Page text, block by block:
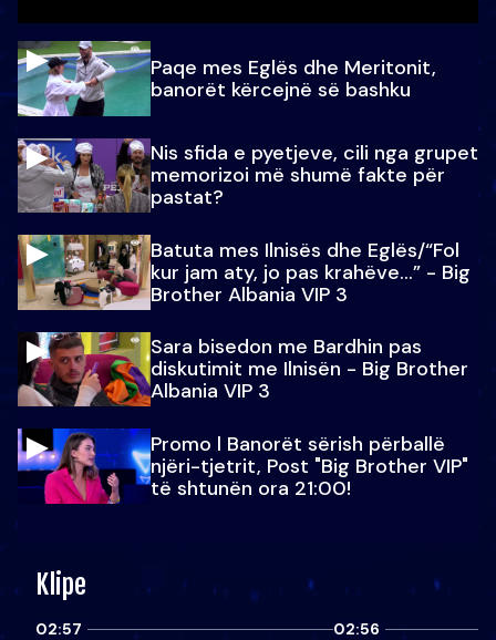
Paqe mes Eglës dhe Meritonit,
banorët kërcejnë së bashku
Nis sfida e pyetjeve, cili nga grupet
memorizoi më shumë fakte për
pastat?
Batuta mes Ilnisës dhe Eglës/“Fol
kur jam aty, jo pas krahëve…” - Big
Brother Albania VIP 3
Sara bisedon me Bardhin pas
diskutimit me Ilnisën - Big Brother
Albania VIP 3
Promo l Banorët sërish përballë
njëri-tjetrit, Post "Big Brother VIP"
të shtunën ora 21:00!
Klipe
02:57 02:56